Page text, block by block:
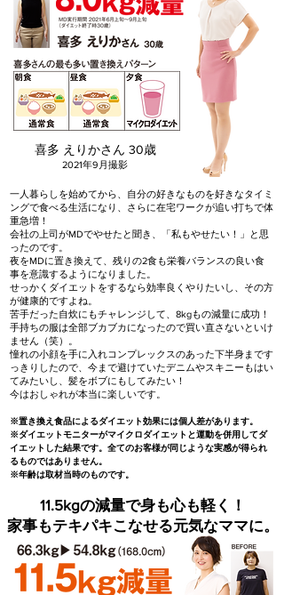
喜多 えりかさん 30歳
2021年9月撮影
一人暮らしを始めてから、自分の好きなものを好きなタイミ
ングで食べる生活になり、さらに在宅ワークが追い打ちで体
重急増！
会社の上司がMDでやせたと聞き、「私もやせたい！」と思
ったのです。
夜をMDに置き換えて、残りの2食も栄養バランスの良い食
事を意識するようになりました。
せっかくダイエットをするなら効率良くやりたいし、その方
が健康的ですよね。
苦手だった自炊にもチャレンジして、8kgもの減量に成功！
手持ちの服は全部ブカブカになったので買い直さないといけ
ません（笑）。
憧れの小顔を手に入れコンプレックスのあった下半身まです
っきりしたので、今まで避けていたデニムやスキニーもはい
てみたいし、髪をボブにもしてみたい！
今はおしゃれが本当に楽しいです。
※置き換え食品によるダイエット効果には個人差があります。
※ダイエットモニターがマイクロダイエットと運動を併用してダ
イエットした結果です。全てのお客様が同じような実感が得られ
るものではありません。
※年齢は取材当時のものです。
11.5kgの減量で身も心も軽く！
家事もテキパキこなせる元気なママに。